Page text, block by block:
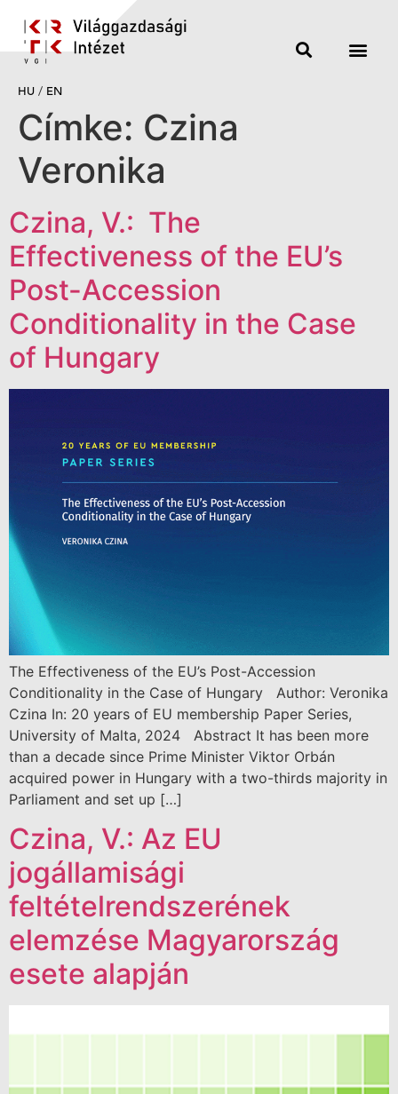
HU / EN
Címke: Czina
Veronika
Czina, V.: The
Effectiveness of the EU’s
Post-Accession
Conditionality in the Case
of Hungary
The Effectiveness of the EU’s Post-Accession
Conditionality in the Case of Hungary Author: Veronika
Czina In: 20 years of EU membership Paper Series,
University of Malta, 2024 Abstract It has been more
than a decade since Prime Minister Viktor Orbán
acquired power in Hungary with a two-thirds majority in
Parliament and set up […]
Czina, V.: Az EU
jogállamisági
feltételrendszerének
elemzése Magyarország
esete alapján